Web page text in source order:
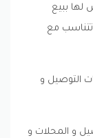
لها ببيع
تتناسب مع
التوصيل و
و المحلات و